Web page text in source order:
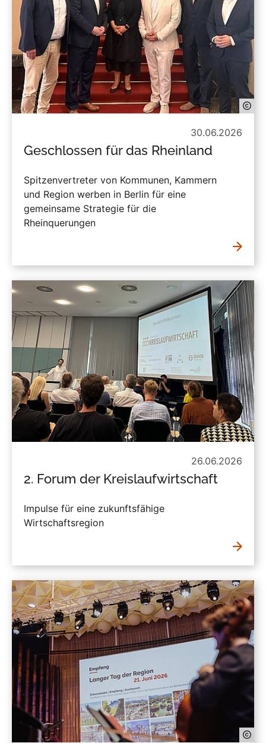
30.06.2026
Geschlossen für das Rheinland
Spitzenvertreter von Kommunen, Kammern
und Region werben in Berlin für eine
gemeinsame Strategie für die
Rheinquerungen
26.06.2026
2. Forum der Kreislaufwirtschaft
Impulse für eine zukunftsfähige
Wirtschaftsregion